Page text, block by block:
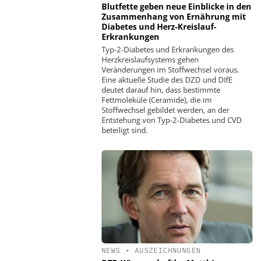
Blutfette geben neue Einblicke in den
Zusammenhang von Ernährung mit
Diabetes und Herz-Kreislauf-
Erkrankungen
Typ-2-Diabetes und Erkrankungen des
Herzkreislaufsystems gehen
Veränderungen im Stoffwechsel voraus.
Eine aktuelle Studie des DZD und DIfE
deutet darauf hin, dass bestimmte
Fettmoleküle (Ceramide), die im
Stoffwechsel gebildet werden, an der
Entstehung von Typ-2-Diabetes und CVD
beteiligt sind.
NEWS • AUSZEICHNUNGEN